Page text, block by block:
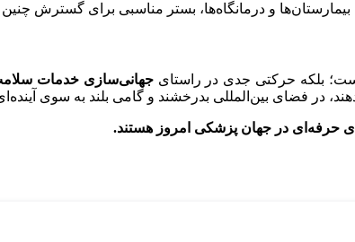
و درمانگاه‌ها، بستر مناسبی برای گسترش
بلکه حرکتی جدی در راستایجهانی‌سازی خدمات
در فضای بین‌المللی بدرخشند و گامی بلند به سوی
حرفه‌ای در جهان پزشکی امروز هستند.